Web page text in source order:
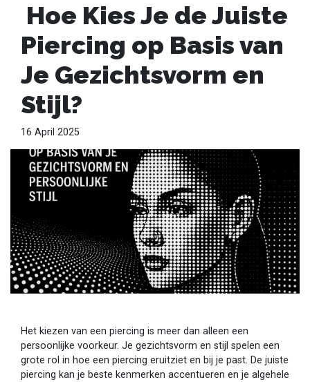
Hoe Kies Je de Juiste
Piercing op Basis van
Je Gezichtsvorm en
Stijl?
16 April 2025
Het kiezen van een piercing is meer dan alleen een
persoonlijke voorkeur. Je gezichtsvorm en stijl spelen een
grote rol in hoe een piercing eruitziet en bij je past. De juiste
piercing kan je beste kenmerken accentueren en je algehele